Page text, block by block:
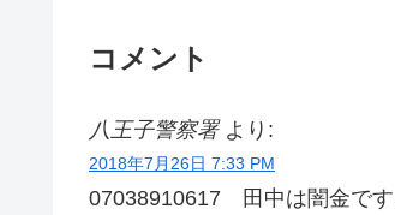
コメント
八王子警察署 より:
2018年7月26日 7:33 PM
07038910617 田中は闇金です